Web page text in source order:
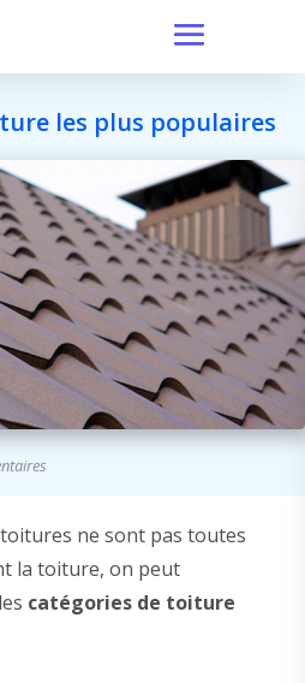
les plus populaires
ne sont pas toutes
la toiture, on peut
catégories de toiture